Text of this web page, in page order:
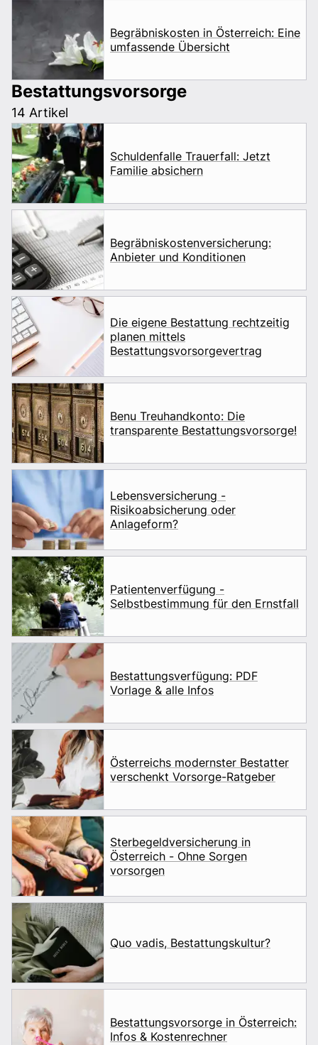
Begräbniskosten in Österreich: Eine
umfassende Übersicht
Bestattungsvorsorge
14 Artikel
Schuldenfalle Trauerfall: Jetzt
Familie absichern
Begräbniskostenversicherung:
Anbieter und Konditionen
Die eigene Bestattung rechtzeitig
planen mittels
Bestattungsvorsorgevertrag
Benu Treuhandkonto: Die
transparente Bestattungsvorsorge!
Lebensversicherung -
Risikoabsicherung oder
Anlageform?
Patientenverfügung -
Selbstbestimmung für den Ernstfall
Bestattungsverfügung: PDF
Vorlage & alle Infos
Österreichs modernster Bestatter
verschenkt Vorsorge-Ratgeber
Sterbegeldversicherung in
Österreich - Ohne Sorgen
vorsorgen
Quo vadis, Bestattungskultur?
Bestattungsvorsorge in Österreich:
Infos & Kostenrechner